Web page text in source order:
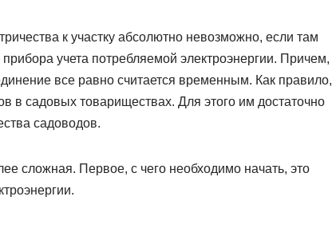
к участку абсолютно невозможно, если там
учета потребляемой электроэнергии. Причем,
все равно считается временным. Как правило,
в садовых товариществах. Для этого им достаточно
садоводов.
сложная. Первое, с чего необходимо начать, это